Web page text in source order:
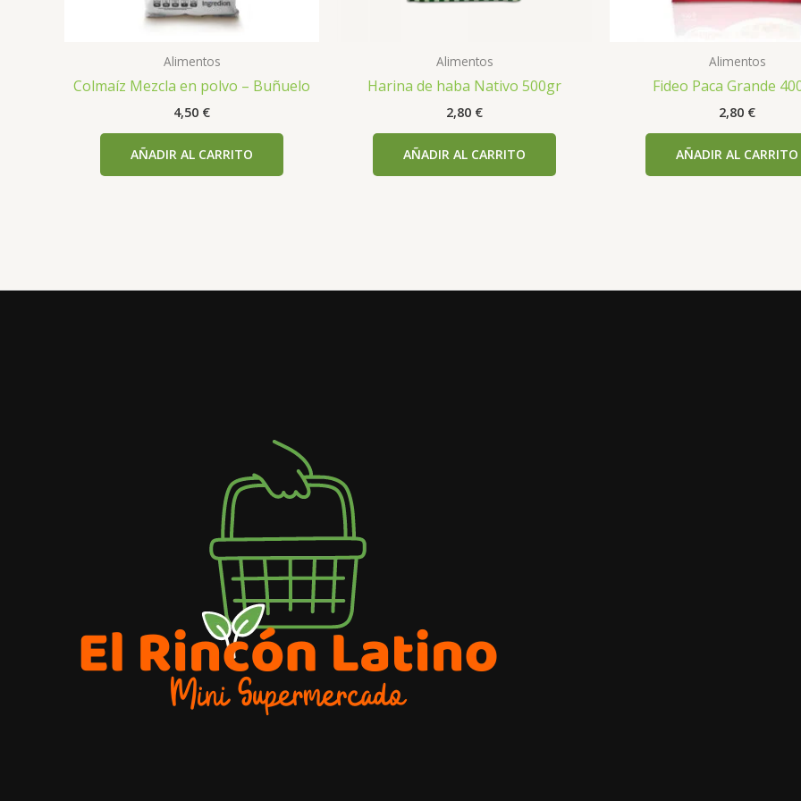
Alimentos
Colmaíz Mezcla en polvo – Buñuelo
4,50 €
AÑADIR AL CARRITO
Alimentos
Harina de haba Nativo 500gr
2,80 €
AÑADIR AL CARRITO
Alimentos
Fideo Paca Grande
2,80 €
AÑADIR AL CARRITO